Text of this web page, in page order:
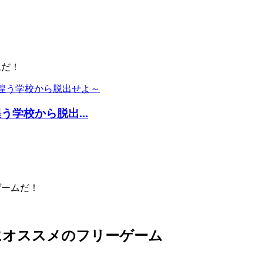
！
学校から脱出...
ムだ！
ススメのフリーゲーム